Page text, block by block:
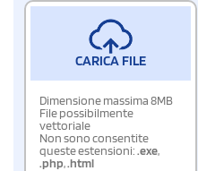
CARICA FILE
Dimensione massima 8MB
File possibilmente
vettoriale
Non sono consentite
queste estensioni:.exe,
.php,.html